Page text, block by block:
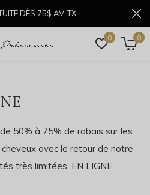
0 0
DÈS 75$ AV. TX.
50% à 75% de rabais sur les
avec le retour de notre
très limitées. EN LIGNE